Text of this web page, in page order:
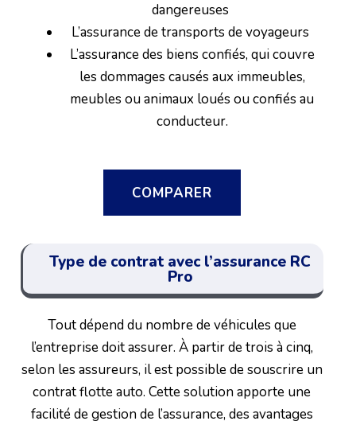
dangereuses
L’assurance de transports de voyageurs
L’assurance des biens confiés, qui couvre
les dommages causés aux immeubles,
meubles ou animaux loués ou confiés au
conducteur.
COMPARER
Type de contrat avec l’assurance RC
Pro
Tout dépend du nombre de véhicules que
l’entreprise doit assurer. À partir de trois à cinq,
selon les assureurs, il est possible de souscrire un
contrat flotte auto. Cette solution apporte une
facilité de gestion de l’assurance, des avantages